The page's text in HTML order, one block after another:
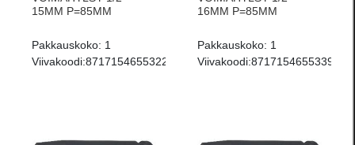
15MM P=85MM
Pakkauskoko: 1
Viivakoodi:8717154655322
16MM P=85MM
Pakkauskoko: 1
Viivakoodi:8717154655339